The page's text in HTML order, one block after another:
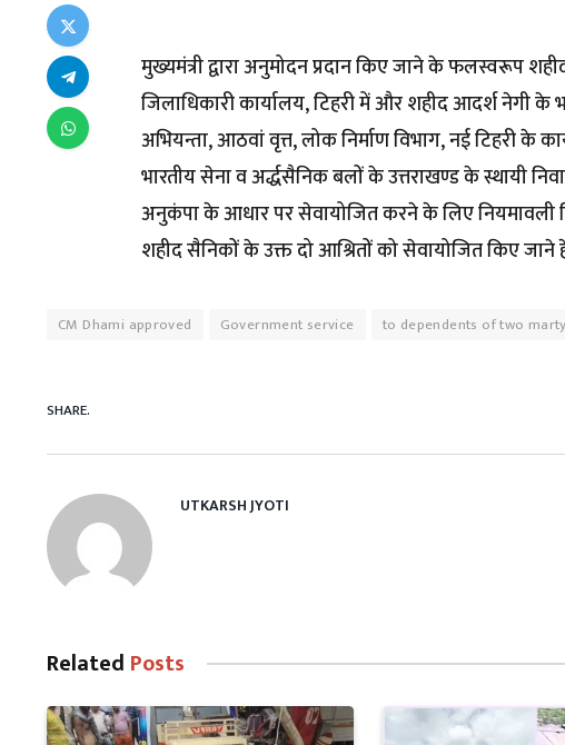
मुख्यमंत्री द्वारा अनुमोदन प्रदान किए जाने के फलस्वरूप
जिलाधिकारी कार्यालय, टिहरी में और शहीद आदर्श नेगी
अभियन्ता, आठवां वृत्त, लोक निर्माण विभाग, नई टिहरी के
भारतीय सेना व अर्द्धसैनिक बलों के उत्तराखण्ड के स्थायी
अनुकंपा के आधार पर सेवायोजित करने के लिए नियमावली
शहीद सैनिकों के उक्त दो आश्रितों को सेवायोजित किए जाने
CM Dhami approved Government service to dependents of two
SHARE.
UTKARSH JYOTI
Related Posts